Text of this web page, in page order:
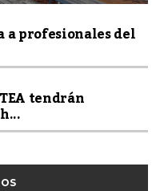
profesionales del
tendrán